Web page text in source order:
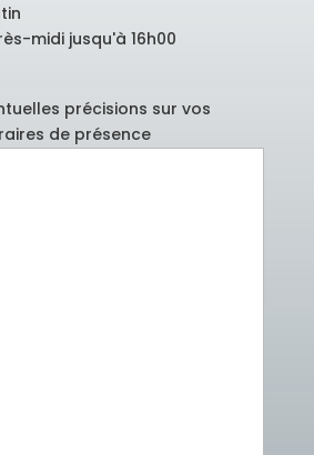
midi jusqu'à 16h00
précisions sur vos
de présence